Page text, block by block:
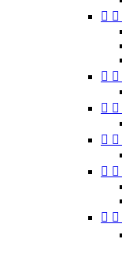
 
 
 
 
 
 